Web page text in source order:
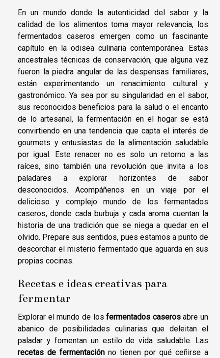
En un mundo donde la autenticidad del sabor y la
calidad de los alimentos toma mayor relevancia, los
fermentados caseros emergen como un fascinante
capítulo en la odisea culinaria contemporánea. Estas
ancestrales técnicas de conservación, que alguna vez
fueron la piedra angular de las despensas familiares,
están experimentando un renacimiento cultural y
gastronómico. Ya sea por su singularidad en el sabor,
sus reconocidos beneficios para la salud o el encanto
de lo artesanal, la fermentación en el hogar se está
convirtiendo en una tendencia que capta el interés de
gourmets y entusiastas de la alimentación saludable
por igual. Este renacer no es solo un retorno a las
raíces, sino también una revolución que invita a los
paladares a explorar horizontes de sabor
desconocidos. Acompáñenos en un viaje por el
delicioso y complejo mundo de los fermentados
caseros, donde cada burbuja y cada aroma cuentan la
historia de una tradición que se niega a quedar en el
olvido. Prepare sus sentidos, pues estamos a punto de
descorchar el misterio fermentado que aguarda en sus
propias cocinas.
Recetas e ideas creativas para
fermentar
Explorar el mundo de losfermentados caserosabre un
abanico de posibilidades culinarias que deleitan el
paladar y fomentan un estilo de vida saludable. Las
recetas de fermentación no tienen por qué ceñirse a